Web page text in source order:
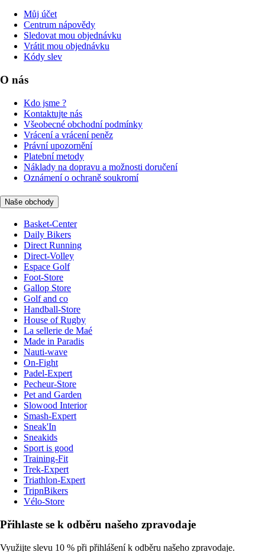
Můj účet
Centrum nápovědy
Sledovat mou objednávku
Vrátit mou objednávku
Kódy slev
O nás
Kdo jsme ?
Kontaktujte nás
Všeobecné obchodní podmínky
Vrácení a vrácení peněz
Právní upozornění
Platební metody
Náklady na dopravu a možnosti doručení
Oznámení o ochraně soukromí
Naše obchody
Basket-Center
Daily Bikers
Direct Running
Direct-Volley
Espace Golf
Foot-Store
Gallop Store
Golf and co
Handball-Store
House of Rugby
La sellerie de Maé
Made in Paradis
Nauti-wave
On-Fight
Padel-Expert
Pecheur-Store
Pet and Garden
Slowood Interior
Smash-Expert
Sneak'In
Sneakids
Sport is good
Training-Fit
Trek-Expert
Triathlon-Expert
TripnBikers
Vélo-Store
Přihlaste se k odběru našeho zpravodaje
Využijte slevu 10 % při přihlášení k odběru našeho zpravodaje.